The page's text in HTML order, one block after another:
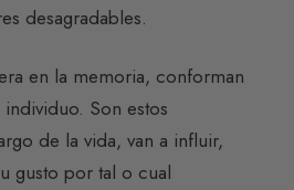
desagradables.
en la memoria, conforman
Son estos
de la vida, van a influir,
gusto por tal o cual